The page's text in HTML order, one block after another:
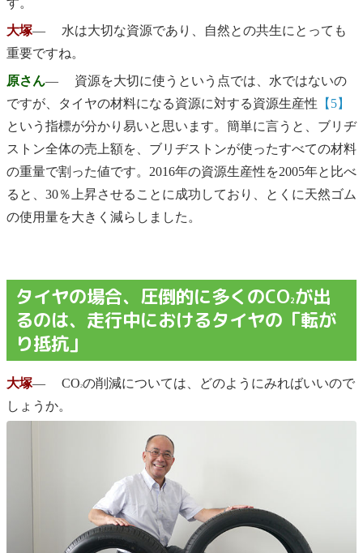
大塚― 水は大切な資源であり、自然との共生にとっても
重要ですね。
原さん― 資源を大切に使うという点では、水ではないの
ですが、タイヤの材料になる資源に対する資源生産性 【5】
という指標が分かり易いと思います。簡単に言うと、ブリヂ
ストン全体の売上額を、ブリヂストンが使ったすべての材料
の重量で割った値です。2016年の資源生産性を2005年と比べ
ると、30％上昇させることに成功しており、とくに天然ゴム
の使用量を大きく減らしました。
タイヤの場合、圧倒的に多くのCO2が出
るのは、走行中におけるタイヤの「転が
り抵抗」
大塚― CO2の削減については、どのようにみればいいので
しょうか。